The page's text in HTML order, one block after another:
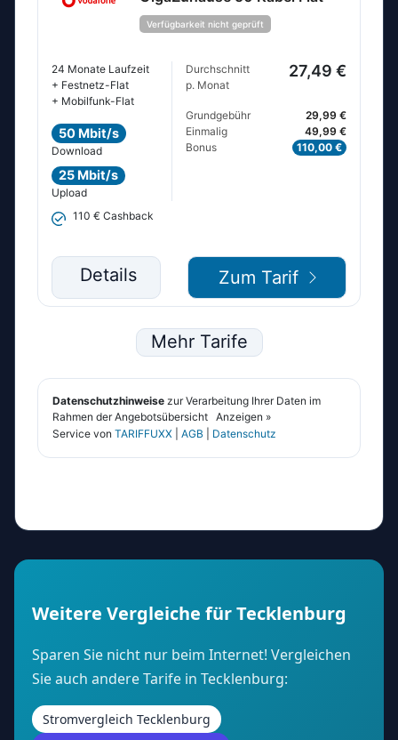
Weitere Vergleiche für Tecklenburg
Sparen Sie nicht nur beim Internet! Vergleichen
Sie auch andere Tarife in Tecklenburg:
Stromvergleich Tecklenburg